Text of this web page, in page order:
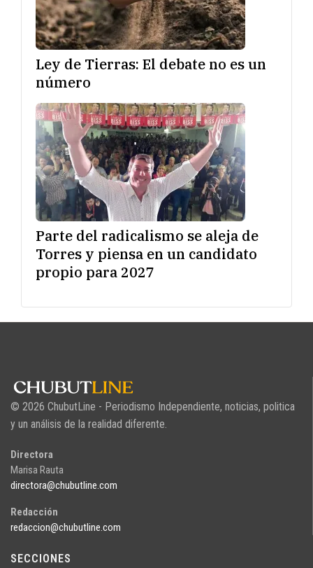
Ley de Tierras: El debate no es un
número
Parte del radicalismo se aleja de
Torres y piensa en un candidato
propio para 2027
© 2026 ChubutLine - Periodismo Independiente, noticias, politica
y un análisis de la realidad diferente.
Directora
Marisa Rauta
directora@chubutline.com
Redacción
redaccion@chubutline.com
SECCIONES